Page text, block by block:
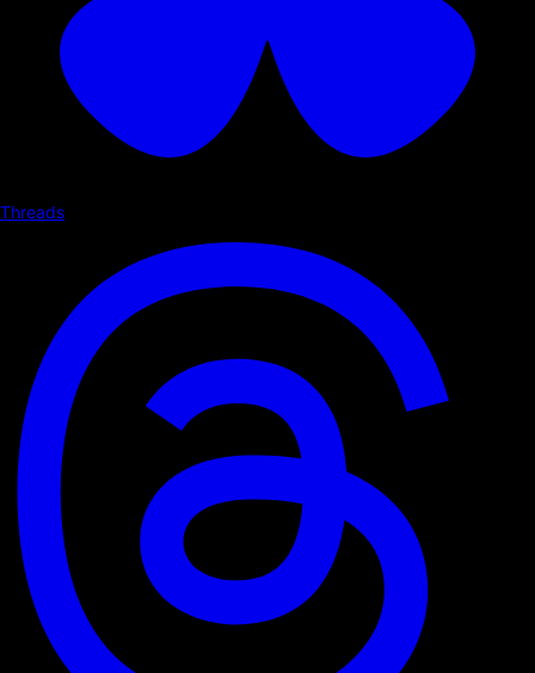
Threads